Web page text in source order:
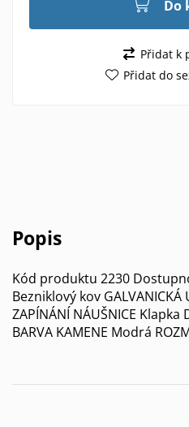
Do
Přidat k
Přidat do
Popis
Kód produktu 2230
Bezniklový kov
ZAPÍNÁNÍ NÁUŠNICE Klapka
BARVA KAMENE Modrá